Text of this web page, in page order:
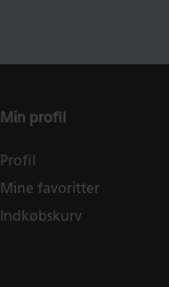
Min profil
Profil
Mine favoritter
Indkøbskurv